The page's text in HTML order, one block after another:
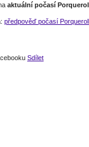
aktuální počasí
předpověď počasí
Sdílet